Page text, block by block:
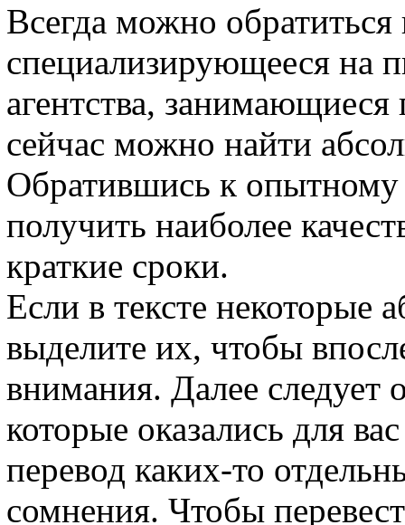
Всегда можно обратиться
специализирующееся на
агентства,
сейчас можно найти
Обратившись к опытному
получить наиболее
краткие сроки.
Если в тексте некоторые
выделите их, чтобы
внимания. Далее следует
которые оказались для
перевод каких-то
сомнения. Чтобы